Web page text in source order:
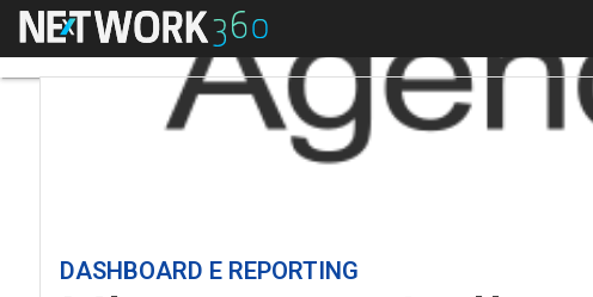
Menu
DASHBOARD E REPORTING